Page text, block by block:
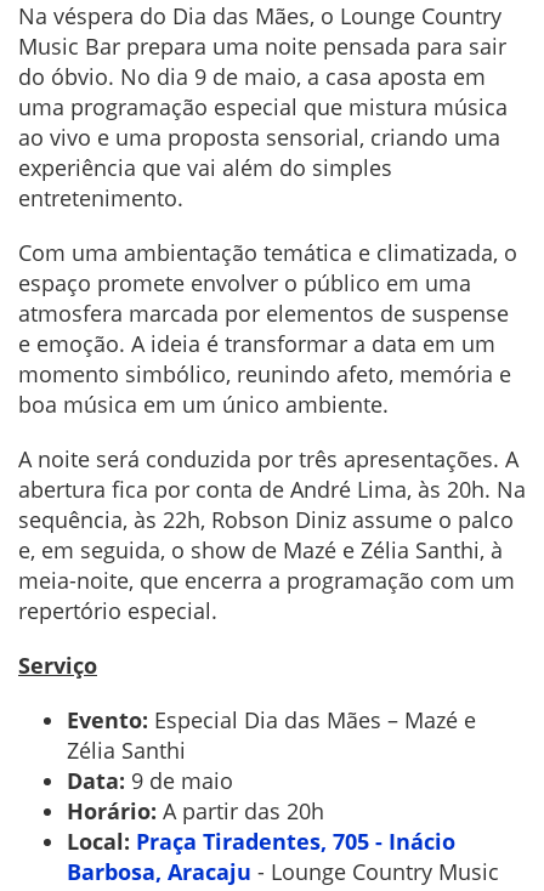
Na véspera do Dia das Mães, o Lounge Country
Music Bar prepara uma noite pensada para sair
do óbvio. No dia 9 de maio, a casa aposta em
uma programação especial que mistura música
ao vivo e uma proposta sensorial, criando uma
experiência que vai além do simples
entretenimento.
Com uma ambientação temática e climatizada, o
espaço promete envolver o público em uma
atmosfera marcada por elementos de suspense
e emoção. A ideia é transformar a data em um
momento simbólico, reunindo afeto, memória e
boa música em um único ambiente.
A noite será conduzida por três apresentações. A
abertura fica por conta de André Lima, às 20h. Na
sequência, às 22h, Robson Diniz assume o palco
e, em seguida, o show de Mazé e Zélia Santhi, à
meia-noite, que encerra a programação com um
repertório especial.
Serviço
Evento: Especial Dia das Mães – Mazé e
Zélia Santhi
Data: 9 de maio
Horário: A partir das 20h
Local: Praça Tiradentes, 705 - Inácio
Barbosa, Aracaju - Lounge Country Music